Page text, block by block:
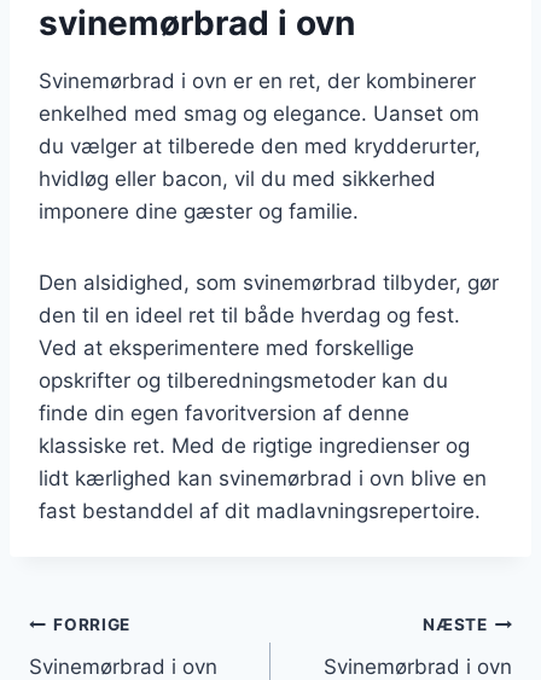
svinemørbrad i ovn
Svinemørbrad i ovn er en ret, der kombinerer
enkelhed med smag og elegance. Uanset om
du vælger at tilberede den med krydderurter,
hvidløg eller bacon, vil du med sikkerhed
imponere dine gæster og familie.
Den alsidighed, som svinemørbrad tilbyder, gør
den til en ideel ret til både hverdag og fest.
Ved at eksperimentere med forskellige
opskrifter og tilberedningsmetoder kan du
finde din egen favoritversion af denne
klassiske ret. Med de rigtige ingredienser og
lidt kærlighed kan svinemørbrad i ovn blive en
fast bestanddel af dit madlavningsrepertoire.
Indlægsnavigation
FORRIGE
Svinemørbrad i ovn
NÆSTE
Svinemørbrad i ovn